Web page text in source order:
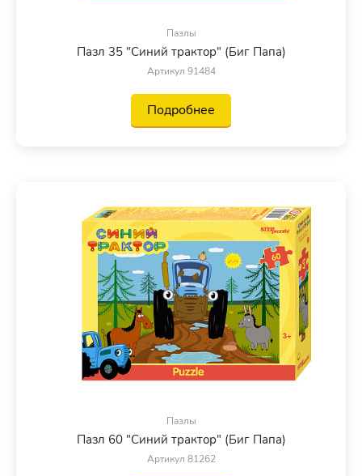
Пазлы
Пазл 35 "Синий трактор" (Биг Папа)
Артикул 91484
Подробнее
Пазлы
Пазл 60 "Синий трактор" (Биг Папа)
Артикул 81262